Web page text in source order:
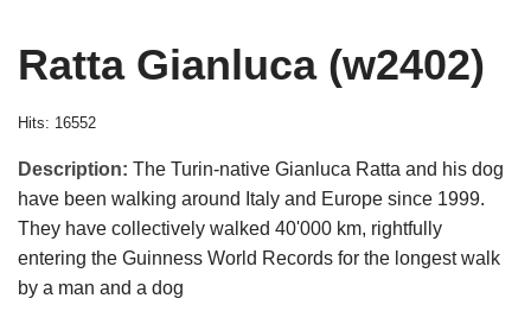
Ratta Gianluca (w2402)
Hits: 16552
Description: The Turin-native Gianluca Ratta and his dog
have been walking around Italy and Europe since 1999.
They have collectively walked 40'000 km, rightfully
entering the Guinness World Records for the longest walk
by a man and a dog